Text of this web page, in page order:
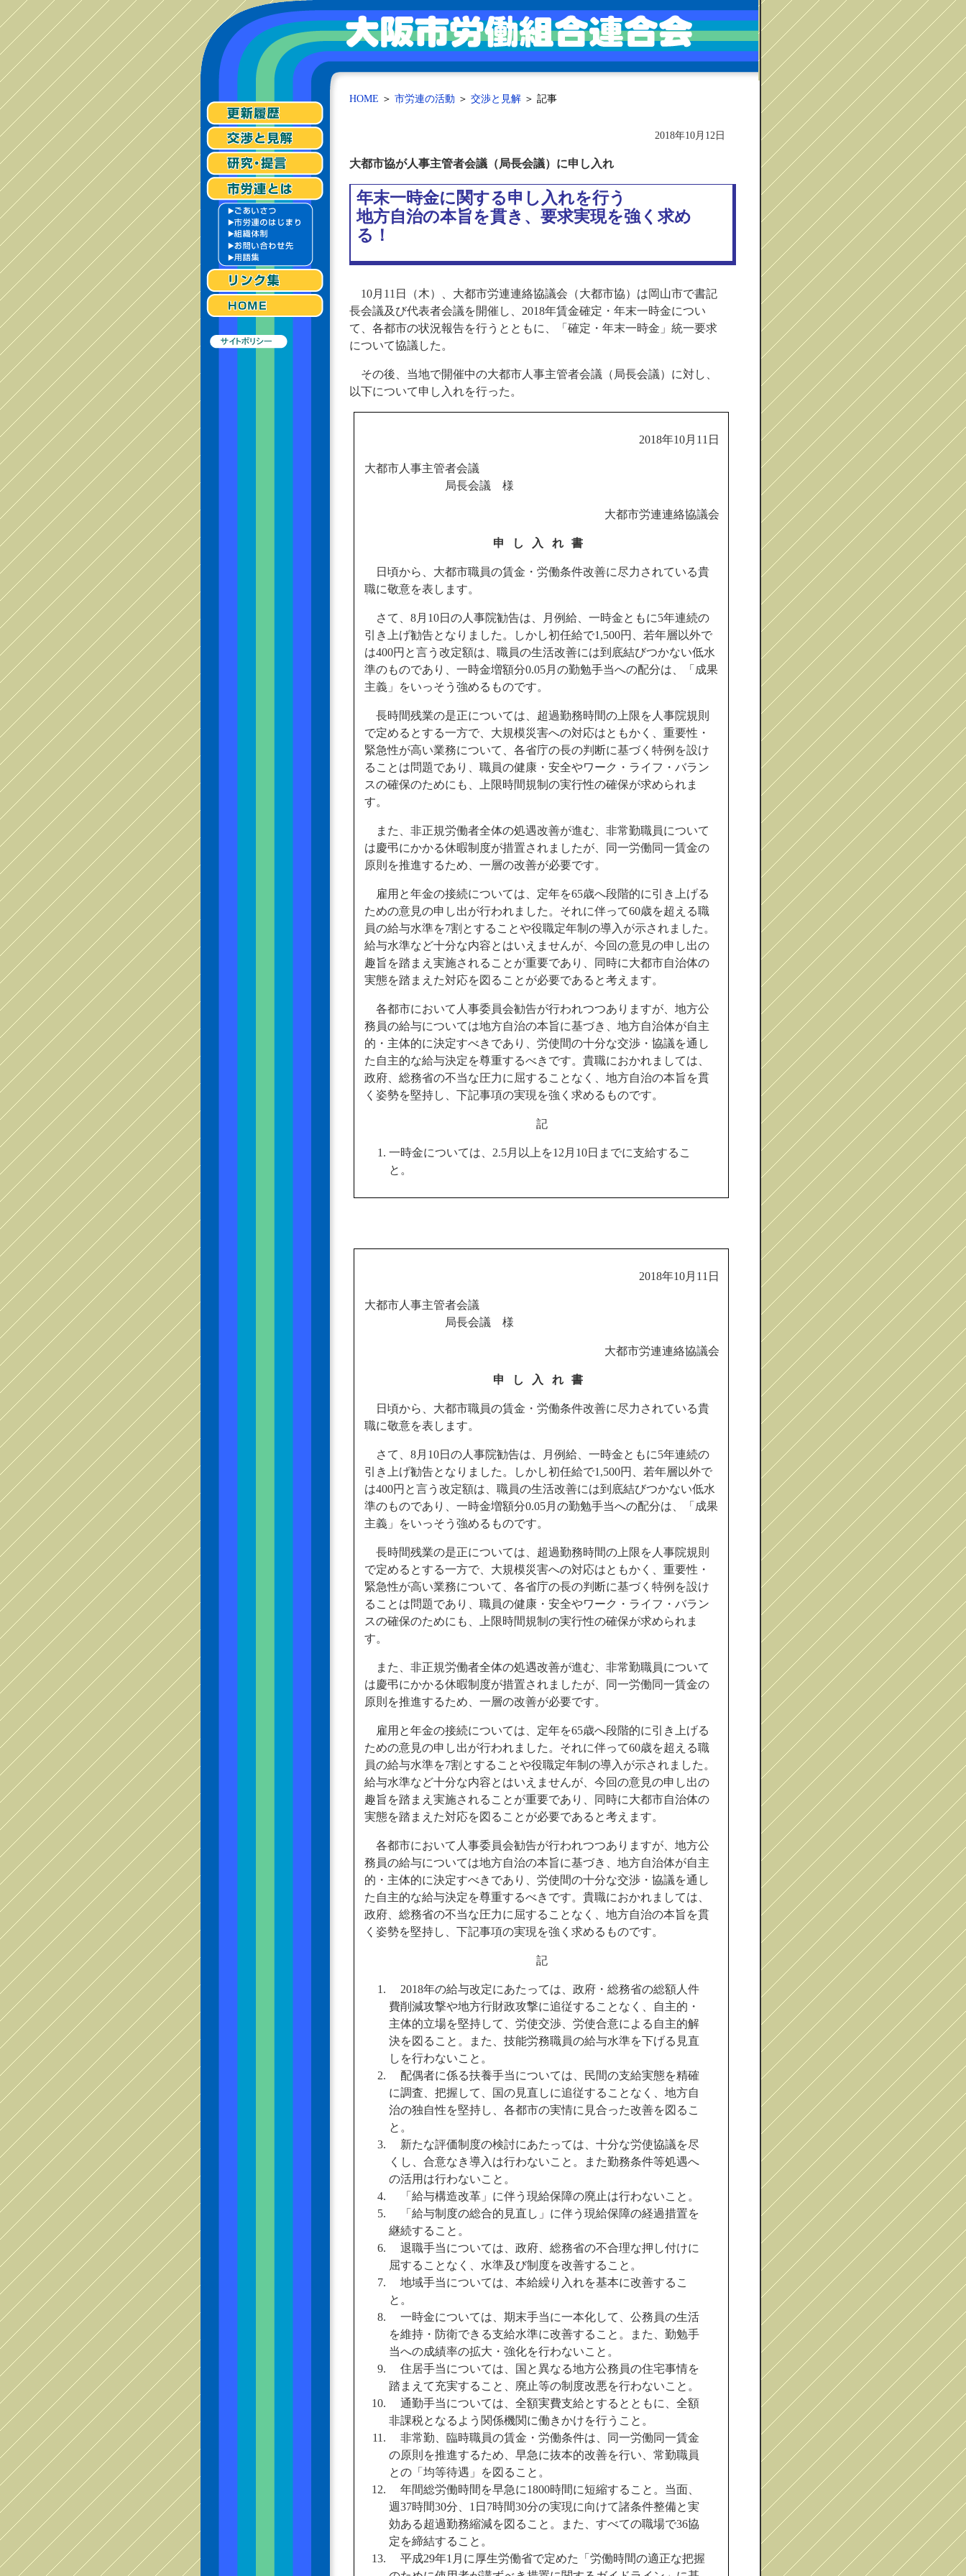
HOME ＞ 市労連の活動 ＞ 交渉と見解 ＞ 記事
2018年10月12日
大都市協が人事主管者会議（局長会議）に申し入れ
年末一時金に関する申し入れを行う
地方自治の本旨を貫き、要求実現を強く求め
る！
10月11日（木）、大都市労連連絡協議会（大都市協）は岡山市で書記
長会議及び代表者会議を開催し、2018年賃金確定・年末一時金につい
て、各都市の状況報告を行うとともに、「確定・年末一時金」統一要求
について協議した。
その後、当地で開催中の大都市人事主管者会議（局長会議）に対し、
以下について申し入れを行った。
2018年10月11日
大都市人事主管者会議
局長会議 様
大都市労連連絡協議会
申し入れ書
日頃から、大都市職員の賃金・労働条件改善に尽力されている貴
職に敬意を表します。
さて、8月10日の人事院勧告は、月例給、一時金ともに5年連続の
引き上げ勧告となりました。しかし初任給で1,500円、若年層以外で
は400円と言う改定額は、職員の生活改善には到底結びつかない低水
準のものであり、一時金増額分0.05月の勤勉手当への配分は、「成果
主義」をいっそう強めるものです。
長時間残業の是正については、超過勤務時間の上限を人事院規則
で定めるとする一方で、大規模災害への対応はともかく、重要性・
緊急性が高い業務について、各省庁の長の判断に基づく特例を設け
ることは問題であり、職員の健康・安全やワーク・ライフ・バラン
スの確保のためにも、上限時間規制の実行性の確保が求められま
す。
また、非正規労働者全体の処遇改善が進む、非常勤職員について
は慶弔にかかる休暇制度が措置されましたが、同一労働同一賃金の
原則を推進するため、一層の改善が必要です。
雇用と年金の接続については、定年を65歳へ段階的に引き上げる
ための意見の申し出が行われました。それに伴って60歳を超える職
員の給与水準を7割とすることや役職定年制の導入が示されました。
給与水準など十分な内容とはいえませんが、今回の意見の申し出の
趣旨を踏まえ実施されることが重要であり、同時に大都市自治体の
実態を踏まえた対応を図ることが必要であると考えます。
各都市において人事委員会勧告が行われつつありますが、地方公
務員の給与については地方自治の本旨に基づき、地方自治体が自主
的・主体的に決定すべきであり、労使間の十分な交渉・協議を通し
た自主的な給与決定を尊重するべきです。貴職におかれましては、
政府、総務省の不当な圧力に屈することなく、地方自治の本旨を貫
く姿勢を堅持し、下記事項の実現を強く求めるものです。
記
一時金については、2.5月以上を12月10日までに支給するこ
と。
2018年10月11日
大都市人事主管者会議
局長会議 様
大都市労連連絡協議会
申し入れ書
日頃から、大都市職員の賃金・労働条件改善に尽力されている貴
職に敬意を表します。
さて、8月10日の人事院勧告は、月例給、一時金ともに5年連続の
引き上げ勧告となりました。しかし初任給で1,500円、若年層以外で
は400円と言う改定額は、職員の生活改善には到底結びつかない低水
準のものであり、一時金増額分0.05月の勤勉手当への配分は、「成果
主義」をいっそう強めるものです。
長時間残業の是正については、超過勤務時間の上限を人事院規則
で定めるとする一方で、大規模災害への対応はともかく、重要性・
緊急性が高い業務について、各省庁の長の判断に基づく特例を設け
ることは問題であり、職員の健康・安全やワーク・ライフ・バラン
スの確保のためにも、上限時間規制の実行性の確保が求められま
す。
また、非正規労働者全体の処遇改善が進む、非常勤職員について
は慶弔にかかる休暇制度が措置されましたが、同一労働同一賃金の
原則を推進するため、一層の改善が必要です。
雇用と年金の接続については、定年を65歳へ段階的に引き上げる
ための意見の申し出が行われました。それに伴って60歳を超える職
員の給与水準を7割とすることや役職定年制の導入が示されました。
給与水準など十分な内容とはいえませんが、今回の意見の申し出の
趣旨を踏まえ実施されることが重要であり、同時に大都市自治体の
実態を踏まえた対応を図ることが必要であると考えます。
各都市において人事委員会勧告が行われつつありますが、地方公
務員の給与については地方自治の本旨に基づき、地方自治体が自主
的・主体的に決定すべきであり、労使間の十分な交渉・協議を通し
た自主的な給与決定を尊重するべきです。貴職におかれましては、
政府、総務省の不当な圧力に屈することなく、地方自治の本旨を貫
く姿勢を堅持し、下記事項の実現を強く求めるものです。
記
2018年の給与改定にあたっては、政府・総務省の総額人件
費削減攻撃や地方行財政攻撃に追従することなく、自主的・
主体的立場を堅持して、労使交渉、労使合意による自主的解
決を図ること。また、技能労務職員の給与水準を下げる見直
しを行わないこと。
配偶者に係る扶養手当については、民間の支給実態を精確
に調査、把握して、国の見直しに追従することなく、地方自
治の独自性を堅持し、各都市の実情に見合った改善を図るこ
と。
新たな評価制度の検討にあたっては、十分な労使協議を尽
くし、合意なき導入は行わないこと。また勤務条件等処遇へ
の活用は行わないこと。
「給与構造改革」に伴う現給保障の廃止は行わないこと。
「給与制度の総合的見直し」に伴う現給保障の経過措置を
継続すること。
退職手当については、政府、総務省の不合理な押し付けに
屈することなく、水準及び制度を改善すること。
地域手当については、本給繰り入れを基本に改善するこ
と。
一時金については、期末手当に一本化して、公務員の生活
を維持・防衛できる支給水準に改善すること。また、勤勉手
当への成績率の拡大・強化を行わないこと。
住居手当については、国と異なる地方公務員の住宅事情を
踏まえて充実すること、廃止等の制度改悪を行わないこと。
通勤手当については、全額実費支給とするとともに、全額
非課税となるよう関係機関に働きかけを行うこと。
非常勤、臨時職員の賃金・労働条件は、同一労働同一賃金
の原則を推進するため、早急に抜本的改善を行い、常勤職員
との「均等待遇」を図ること。
年間総労働時間を早急に1800時間に短縮すること。当面、
週37時間30分、1日7時間30分の実現に向けて諸条件整備と実
効ある超過勤務縮減を図ること。また、すべての職場で36協
定を締結すること。
平成29年1月に厚生労働省で定めた「労働時間の適正な把握